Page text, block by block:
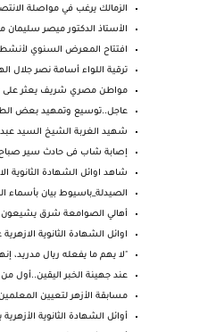
الزمالك يرغب في مواصلة
الأستاذ الدكتور ميصر سليمان
افتتاح المعرض السنوي
ترقية اللواء أسامة نصر جلال
مواطن مصري شريف يعثر على
عاجل..توسيع وتمهيد بعض
شهيد الغربة الشيخ السيد
إصابة شاب فى حادث سير صباح
شاهد اوائل الشهادة
الصيدلة_باسيوط بيان بأسماء
أهالي الصوامعة شرق يشيعون جثامين 4 من
اوائل الشهادة الثانوية
"لا يهم ما يفعله ريال
عند جهينة الخبر اليقين..أول من
مسابقة الأزهر لتعيين المعلمين 2022.. اعرف طريقة
أوائل الشهادة الثانوية الأزهرية باسيوط